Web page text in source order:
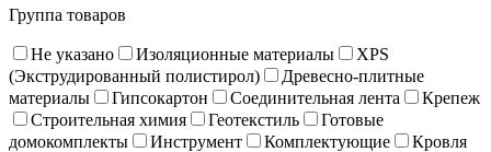
Группа товаров
Не указано Изоляционные материалы
XPS
(Экструдированный полистирол)
Древесно-плитные
материалы
Гипсокартон Соединительная лента
Крепеж
Строительная химия
Геотекстиль
Готовые
домокомплекты
Инструмент Комплектующие
Кровля